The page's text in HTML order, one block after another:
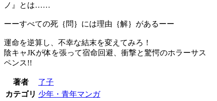
ノ』とは……
ーーすべての死｛問｝には理由｛解｝があるーー
運命を逆算し、不幸な結末を変えてみろ！
陰キャJKが体を張って宿命回避、衝撃と驚愕のホラーサス
ペンス!!
著者
了子
カテゴリ 少年・青年マンガ